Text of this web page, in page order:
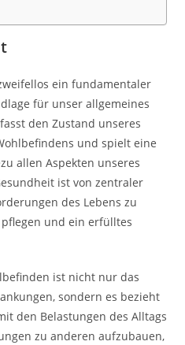
ein fundamentaler
für unser allgemeines
den Zustand unseres
und spielt eine
allen Aspekten unseres
ist von zentraler
des Lebens zu
und ein erfülltes
ist nicht nur das
sondern es bezieht
den Belastungen des Alltags
zu anderen aufzubauen,